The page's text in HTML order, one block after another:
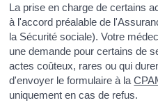
La prise en charge de certains
à l'accord préalable de
la Sécurité sociale). Votre
une demande pour certains de
actes coûteux, rares ou qui
d'envoyer le formulaire à la
uniquement en cas de refus.